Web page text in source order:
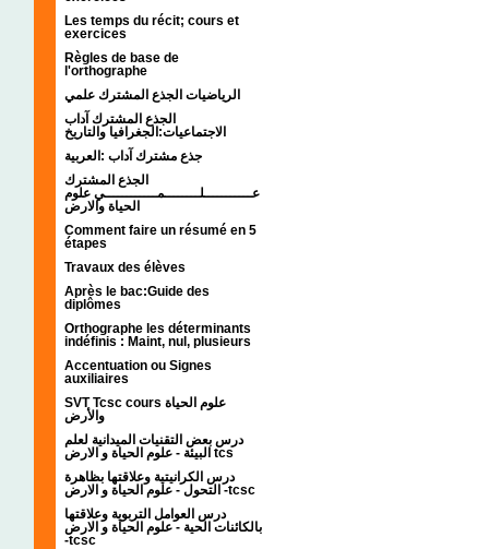
Les temps du récit; cours et
exercices
Règles de base de
l'orthographe
الرياضيات الجذع المشترك علمي
الجذع المشترك آداب
الاجتماعيات:الجغرافيا والتاريخ
جذع مشترك آداب :العربية
الجذع المشترك
عـــــــــــلــــــــمــــــــــــي علوم
الحياة والارض
Comment faire un résumé en 5
étapes
Travaux des élèves
Après le bac:Guide des
diplômes
Orthographe les déterminants
indéfinis : Maint, nul, plusieurs
Accentuation ou Signes
auxiliaires
SVT Tcsc cours علوم الحياة
والأرض
درس بعض التقنيات الميدانية لعلم
البيئة - علوم الحياة و الارض tcs
درس الكرانيتية وعلاقتها بظاهرة
التحول - علوم الحياة و الارض -tcsc
درس العوامل التربوية وعلاقتها
بالكائنات الحية - علوم الحياة و الارض
-tcsc